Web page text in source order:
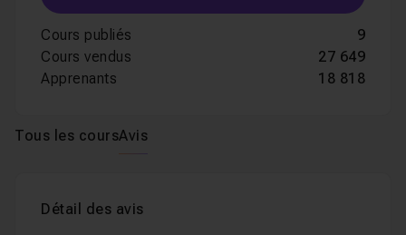
Cours publiés
9
Cours vendus
27 649
Apprenants
18 818
Tous les coursAvis
Détail des avis